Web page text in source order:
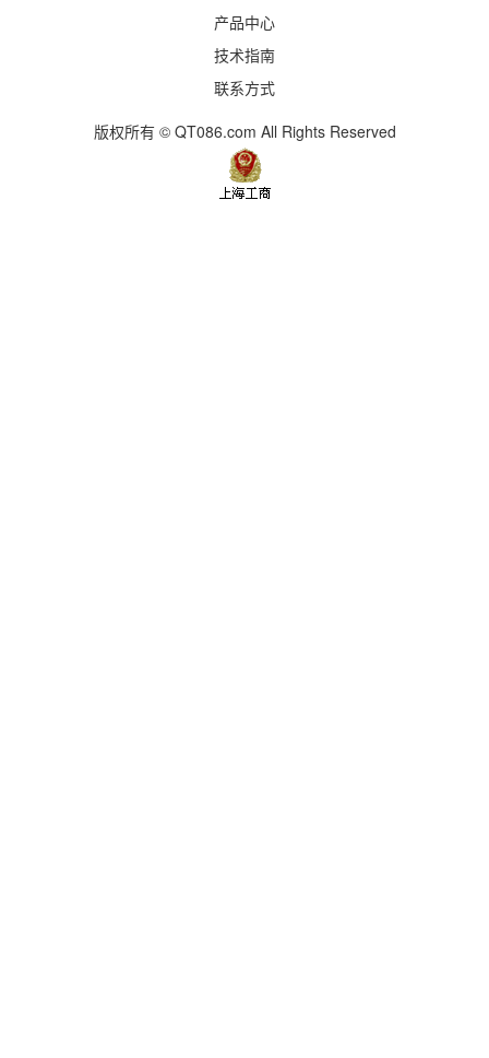
产品中心
技术指南
联系方式
版权所有 © QT086.com All Rights Reserved